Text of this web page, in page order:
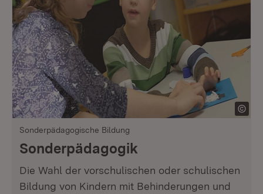
Sonderpädagogische Bildung
Sonderpädagogik
Die Wahl der vorschulischen oder schulischen
Bildung von Kindern mit Behinderungen und